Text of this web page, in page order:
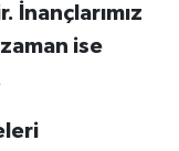
ise